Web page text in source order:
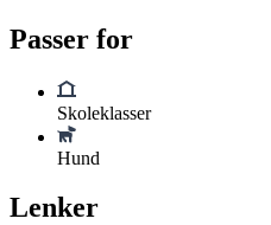
Passer for
Skoleklasser
Hund
Lenker